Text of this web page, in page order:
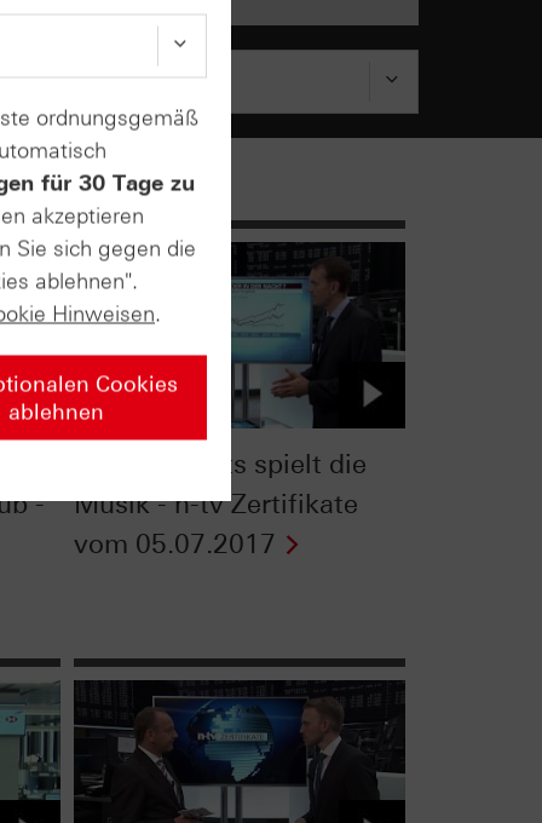
-
DAX®: Nachts spielt die
Musik - n-tv Zertifikate
vom 05.07.2017
ordnungsgemäß
für 30 Tage zu
akzeptieren
Sie sich gegen die
ablehnen".
Hinweisen.
Cookies
ablehnen